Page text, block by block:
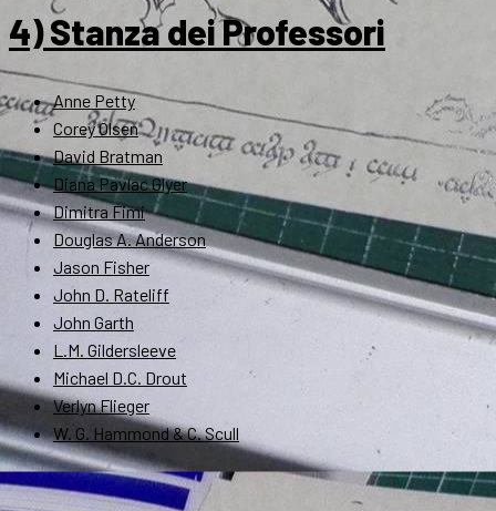
4) Stanza dei Professori
Anne Petty
Corey Olsen
David Bratman
Diana Pavlac Glyer
Dimitra Fimi
Douglas A. Anderson
Jason Fisher
John D. Rateliff
John Garth
L.M. Gildersleeve
Michael D.C. Drout
Verlyn Flieger
W. G. Hammond & C. Scull